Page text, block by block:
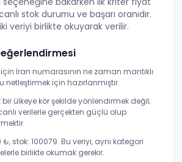
stok durumu ve başarı oranıdır.
veriyi birlikte okuyarak verilir.
İran numarasının ne zaman mantıklı
için hazırlanmıştır.
ülkeye kör şekilde yönlendirmek değil;
verilerle gerçekten güçlü olup
stok: 100079. Bu veriyi, aynı kategori
birlikte okumak gerekir.